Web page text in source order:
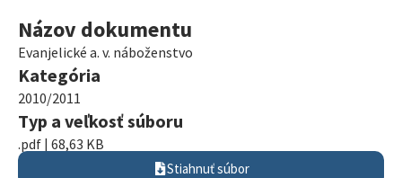
Názov dokumentu
Evanjelické a. v. náboženstvo
Kategória
2010/2011
Typ a veľkosť súboru
.pdf | 68,63 KB
Stiahnuť súbor